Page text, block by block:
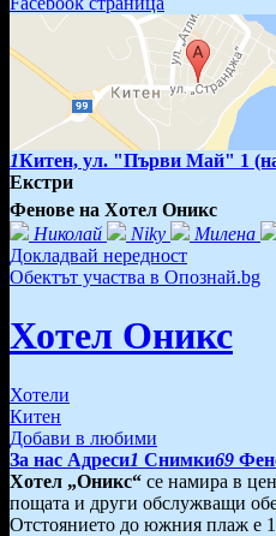
1Китен, ул. "Първи Май" 1
Екстри
Фенове на Хотел Оникс
Николай
Niky Милена
Докладвай нередност
Обектът участва в Опознай.bg
Хотел Оникс
Хотели
Китен
Добави в любими
За нас Адреси1 Снимки69
Хотел „Оникс“ се намира в
пощата и други обслужващи
Oтстоянието до южния плаж е